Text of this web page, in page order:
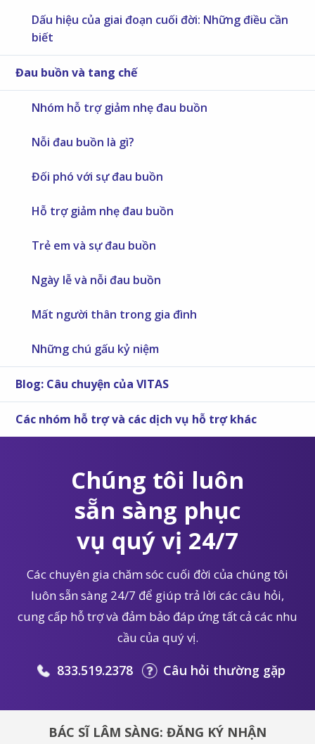
Dấu hiệu của giai đoạn cuối đời: Những điều cần
biết
Đau buồn và tang chế
Nhóm hỗ trợ giảm nhẹ đau buồn
Nỗi đau buồn là gì?
Đối phó với sự đau buồn
Hỗ trợ giảm nhẹ đau buồn
Trẻ em và sự đau buồn
Ngày lễ và nỗi đau buồn
Mất người thân trong gia đình
Những chú gấu kỷ niệm
Blog: Câu chuyện của VITAS
Các nhóm hỗ trợ và các dịch vụ hỗ trợ khác
Chúng tôi luôn
sẵn sàng phục
vụ quý vị 24/7
Các chuyên gia chăm sóc cuối đời của chúng tôi
luôn sẵn sàng 24/7 để giúp trả lời các câu hỏi,
cung cấp hỗ trợ và đảm bảo đáp ứng tất cả các nhu
cầu của quý vị.
833.519.2378 Câu hỏi thường gặp
BÁC SĨ LÂM SÀNG: ĐĂNG KÝ NHẬN